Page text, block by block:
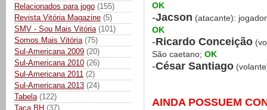
Relacionados para jogo (155)
Revista Vitória Magazine (5)
SMV - Sou Mais Vitória (101)
Somos Mais Vitória (75)
Sul-Americana 2009 (20)
Sul-Americana 2010 (26)
Sul-Americana 2011 (2)
Sul-Americana 2013 (24)
Tabela (122)
Taça BH (37)
OK
-Jacson (atacante):
OK
-Ricardo Conceição
São caetano; OK
-César Santiago
AINDA POSSUEM